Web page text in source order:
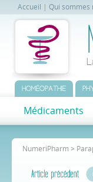
Accueil Qui sommes
HOMÉOPATHIE
Médicaments
NumeriPharm >